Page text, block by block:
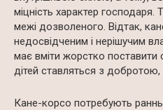
міцність характер
межі дозволеного. Відтак,
недосвідченим і нерішучим
має вміти жорстко поставити
дітей ставляться з добротою,
Кане-корсо потребують